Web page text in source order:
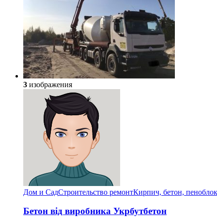
3 изображения
Дом и СадСтроительство ремонтКирпич, бетон,
Бетон від виробника Укрбутбетон